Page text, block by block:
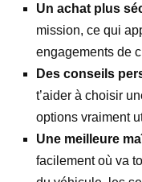
Un achat plus
mission, ce qui
engagements de
Des conseils
t’aider à choisir
options vraiment
Une meilleure
facilement où va